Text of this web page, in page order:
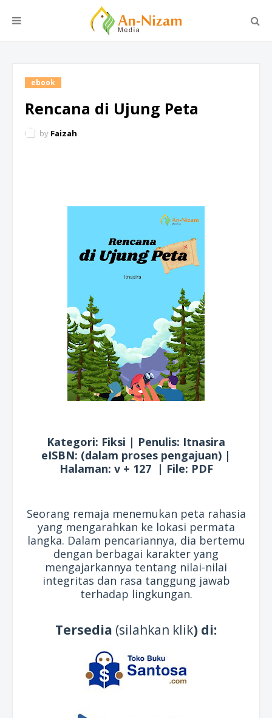
ebook
Rencana di Ujung Peta
by Faizah
Kategori: Fiksi | Penulis: Itnasira
eISBN: (dalam proses pengajuan) |
Halaman: v + 127 | File: PDF
Seorang remaja menemukan peta rahasia
yang mengarahkan ke lokasi permata
langka. Dalam pencariannya, dia bertemu
dengan berbagai karakter yang
mengajarkannya tentang nilai-nilai
integritas dan rasa tanggung jawab
terhadap lingkungan.
Tersedia (silahkan klik) di: